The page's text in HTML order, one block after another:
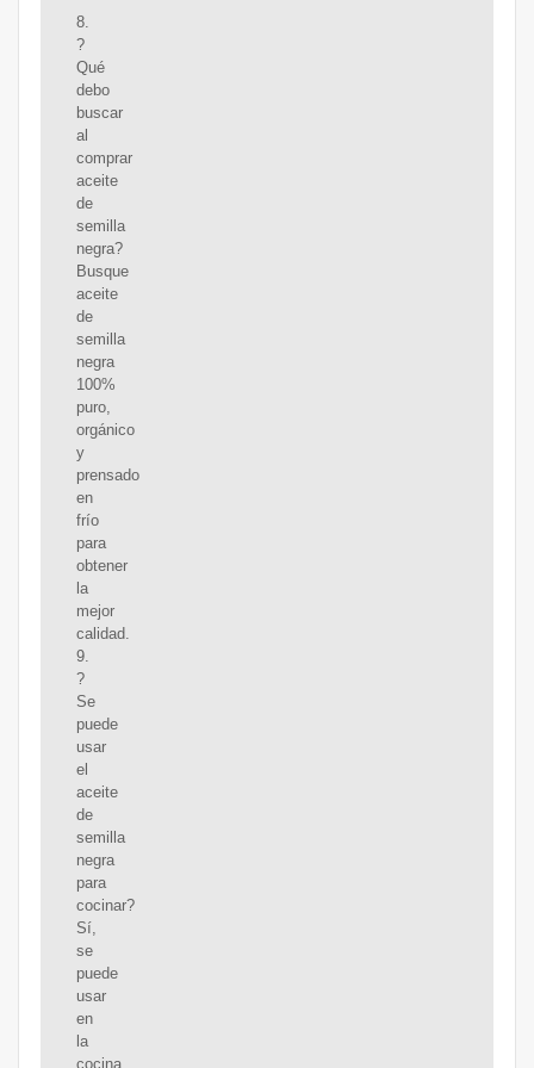
8.
?
Qué
debo
buscar
al
comprar
aceite
de
semilla
negra?
Busque
aceite
de
semilla
negra
100%
puro,
orgánico
y
prensado
en
frío
para
obtener
la
mejor
calidad.
9.
?
Se
puede
usar
el
aceite
de
semilla
negra
para
cocinar?
Sí,
se
puede
usar
en
la
cocina,